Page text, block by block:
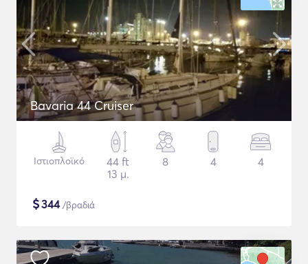
Bavaria 44 Cruiser
Ιστιοπλοϊκό
44 ft
13 μ.
8 4 4
$344/βραδιά